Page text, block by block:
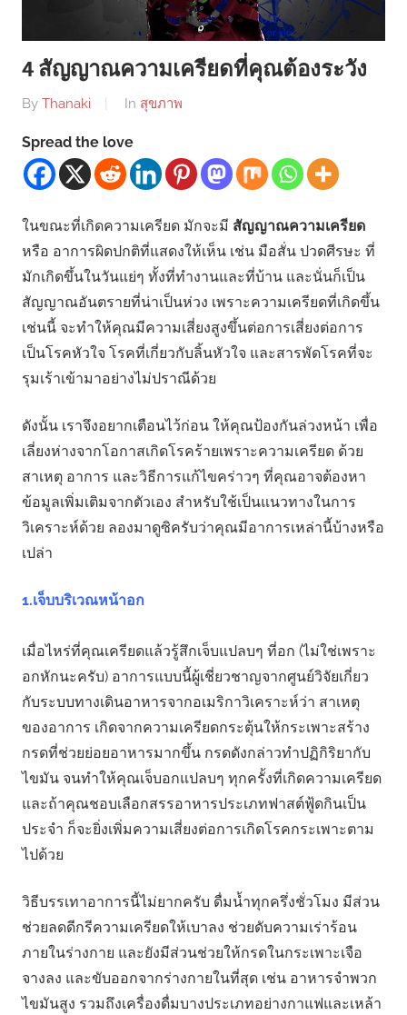
4 สัญญาณความเครียดที่คุณต้องระวัง
By Thanaki In สุขภาพ
Spread the love
ในขณะที่เกิดความเครียด มักจะมี สัญญาณความเครียด
หรือ อาการผิดปกติที่แสดงให้เห็น เช่น มือสั่น ปวดศีรษะ ที่
มักเกิดขึ้นในวันแย่ๆ ทั้งที่ทำงานและที่บ้าน และนั่นก็เป็น
สัญญาณอันตรายที่น่าเป็นห่วง เพราะความเครียดที่เกิดขึ้น
เช่นนี้ จะทำให้คุณมีความเสี่ยงสูงขึ้นต่อการเสี่ยงต่อการ
เป็นโรคหัวใจ โรคที่เกี่ยวกับลิ้นหัวใจ และสารพัดโรคที่จะ
รุมเร้าเข้ามาอย่างไม่ปราณีด้วย
ดังนั้น เราจึงอยากเตือนไว้ก่อน ให้คุณป้องกันล่วงหน้า เพื่อ
เลี่ยงห่างจากโอกาสเกิดโรคร้ายเพราะความเครียด ด้วย
สาเหตุ อาการ และวิธีการแก้ไขคร่าวๆ ที่คุณอาจต้องหา
ข้อมูลเพิ่มเติมจากตัวเอง สำหรับใช้เป็นแนวทางในการ
วิเคราะห์ด้วย ลองมาดูซิครับว่าคุณมีอาการเหล่านี้บ้างหรือ
เปล่า
1.เจ็บบริเวณหน้าอก
เมื่อไหร่ที่คุณเครียดแล้วรู้สึกเจ็บแปลบๆ ที่อก (ไม่ใช่เพราะ
อกหักนะครับ) อาการแบบนี้ผู้เชี่ยวชาญจากศูนย์วิจัยเกี่ยว
กับระบบทางเดินอาหารจากอเมริกาวิเคราะห์ว่า สาเหตุ
ของอาการ เกิดจากความเครียดกระตุ้นให้กระเพาะสร้าง
กรดที่ช่วยย่อยอาหารมากขึ้น กรดดังกล่าวทำปฏิกิริยากับ
ไขมัน จนทำให้คุณเจ็บอกแปลบๆ ทุกครั้งที่เกิดความเครียด
และถ้าคุณชอบเลือกสรรอาหารประเภทฟาสต์ฟู้ดกินเป็น
ประจำ ก็จะยิ่งเพิ่มความเสี่ยงต่อการเกิดโรคกระเพาะตาม
ไปด้วย
วิธีบรรเทาอาการนี้ไม่ยากครับ ดื่มน้ำทุกครึ่งชั่วโมง มีส่วน
ช่วยลดดีกรีความเครียดให้เบาลง ช่วยดับความเร่าร้อน
ภายในร่างกาย และยังมีส่วนช่วยให้กรดในกระเพาะเจือ
จางลง และขับออกจากร่างกายในที่สุด เช่น อาหารจำพวก
ไขมันสูง รวมถึงเครื่องดื่มบางประเภทอย่างกาแฟและเหล้า